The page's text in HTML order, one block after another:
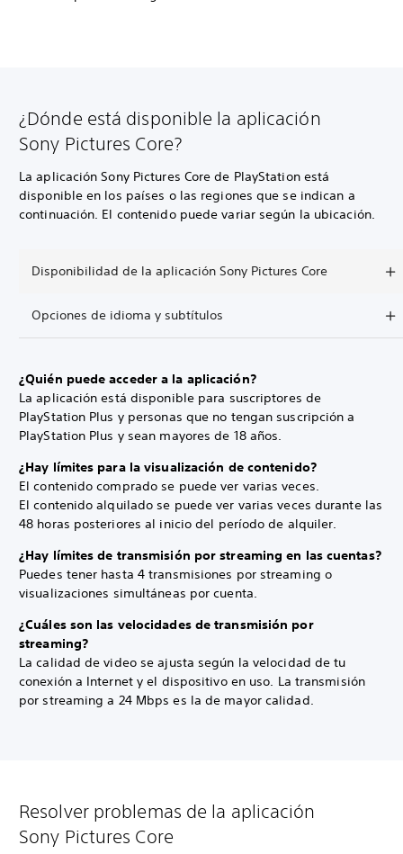
¿Dónde está disponible la aplicación
Sony Pictures Core?
La aplicación Sony Pictures Core de PlayStation está
disponible en los países o las regiones que se indican a
continuación. El contenido puede variar según la ubicación.
Disponibilidad de la aplicación Sony Pictures Core
Opciones de idioma y subtítulos
¿Quién puede acceder a la aplicación?
La aplicación está disponible para suscriptores de
PlayStation Plus y personas que no tengan suscripción a
PlayStation Plus y sean mayores de 18 años.
¿Hay límites para la visualización de contenido?
El contenido comprado se puede ver varias veces.
El contenido alquilado se puede ver varias veces durante las
48 horas posteriores al inicio del período de alquiler.
¿Hay límites de transmisión por streaming en las cuentas?
Puedes tener hasta 4 transmisiones por streaming o
visualizaciones simultáneas por cuenta.
¿Cuáles son las velocidades de transmisión por
streaming?
La calidad de video se ajusta según la velocidad de tu
conexión a Internet y el dispositivo en uso. La transmisión
por streaming a 24 Mbps es la de mayor calidad.
Resolver problemas de la aplicación
Sony Pictures Core